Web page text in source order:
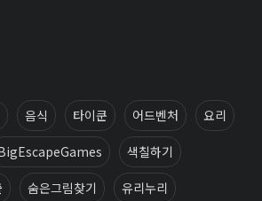
음식 타이쿤 어드벤처 요리
색칠하기
숨은그림찾기 유리누리